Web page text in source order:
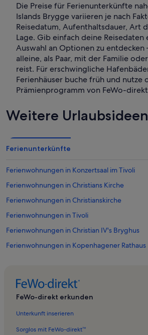
Die Preise für Ferienunterkünfte
Islands Brygge variieren je nach
Reisedatum, Aufenthaltsdauer, Art
Lage. Gib einfach deine
Auswahl an Optionen zu entdecken
alleine, als Paar, mit der Familie
reist. Für erschwingliche
Ferienhäuser buche früh und nutze
Prämienprogramm von FeWo-
Weitere Urlaubsideen
Ferienunterkünfte
Ferienwohnungen in Konzertsaal im Tivoli
Ferienwohnungen in Christians Kirche
Ferienwohnungen in Christianskirche
Ferienwohnungen in Tivoli
Ferienwohnungen in Christian IV's Bryghus
Ferienwohnungen in Kopenhagener Rathaus
Ferienwohnungen in Mogens Dahl Koncertsal
FeWo-direkt erkunden
Unterkunft inserieren
Sorglos mit FeWo-direkt™